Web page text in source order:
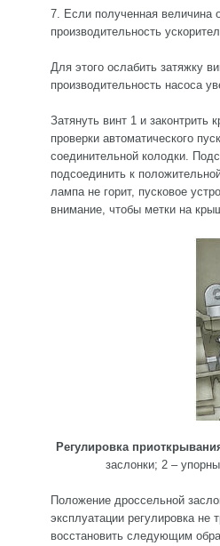
7. Если полученная величина
производительность
Для этого ослабить затяжку
производительность насоса
Затянуть винт 1 и законтрить
проверки автоматического
соединительной колодки.
подсоединить к
лампа не горит, пусковое
внимание, чтобы метки на
Регулировка
заслонки; 2 –
Положение дроссельной
эксплуатации регулировка
восстановить следующим